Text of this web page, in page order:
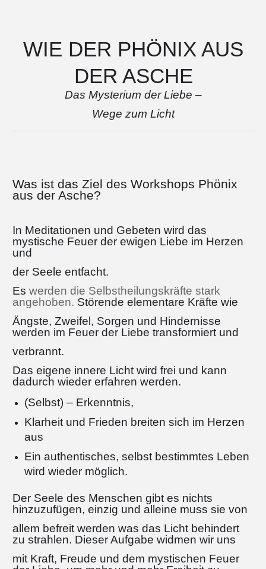
WIE DER PHÖNIX AUS
DER ASCHE
Das Mysterium der Liebe –
Wege zum Licht
Was ist das Ziel des Workshops Phönix
aus der Asche?
In Meditationen und Gebeten wird das
mystische Feuer der ewigen Liebe im Herzen
und
der Seele entfacht.
Es werden die Selbstheilungskräfte stark
angehoben. Störende elementare Kräfte wie
Ängste, Zweifel, Sorgen und Hindernisse
werden im Feuer der Liebe transformiert und
verbrannt.
Das eigene innere Licht wird frei und kann
dadurch wieder erfahren werden.
(Selbst) – Erkenntnis,
Klarheit und Frieden breiten sich im Herzen
aus
Ein authentisches, selbst bestimmtes Leben
wird wieder möglich.
Der Seele des Menschen gibt es nichts
hinzuzufügen, einzig und alleine muss sie von
allem befreit werden was das Licht behindert
zu strahlen. Dieser Aufgabe widmen wir uns
mit Kraft, Freude und dem mystischen Feuer